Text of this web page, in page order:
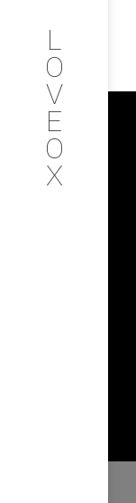
L
O
V
E
O
X